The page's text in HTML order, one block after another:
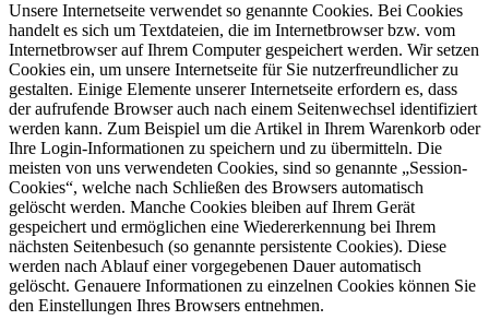
Unsere Internetseite verwendet so genannte Cookies. Bei Cookies
handelt es sich um Textdateien, die im Internetbrowser bzw. vom
Internetbrowser auf Ihrem Computer gespeichert werden. Wir setzen
Cookies ein, um unsere Internetseite für Sie nutzerfreundlicher zu
gestalten. Einige Elemente unserer Internetseite erfordern es, dass
der aufrufende Browser auch nach einem Seitenwechsel identifiziert
werden kann. Zum Beispiel um die Artikel in Ihrem Warenkorb oder
Ihre Login-Informationen zu speichern und zu übermitteln. Die
meisten von uns verwendeten Cookies, sind so genannte „Session-
Cookies“, welche nach Schließen des Browsers automatisch
gelöscht werden. Manche Cookies bleiben auf Ihrem Gerät
gespeichert und ermöglichen eine Wiedererkennung bei Ihrem
nächsten Seitenbesuch (so genannte persistente Cookies). Diese
werden nach Ablauf einer vorgegebenen Dauer automatisch
gelöscht. Genauere Informationen zu einzelnen Cookies können Sie
den Einstellungen Ihres Browsers entnehmen.